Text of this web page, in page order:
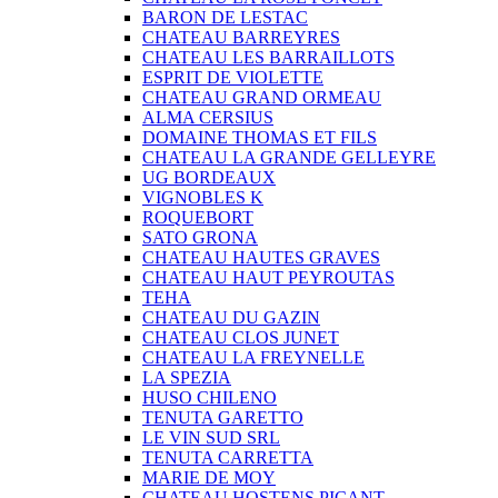
BARON DE LESTAC
CHATEAU BARREYRES
CHATEAU LES BARRAILLOTS
ESPRIT DE VIOLETTE
CHATEAU GRAND ORMEAU
ALMA CERSIUS
DOMAINE THOMAS ET FILS
CHATEAU LA GRANDE GELLEYRE
UG BORDEAUX
VIGNOBLES K
ROQUEBORT
SATO GRONA
CHATEAU HAUTES GRAVES
CHATEAU HAUT PEYROUTAS
TEHA
CHATEAU DU GAZIN
CHATEAU CLOS JUNET
CHATEAU LA FREYNELLE
LA SPEZIA
HUSO CHILENO
TENUTA GARETTO
LE VIN SUD SRL
TENUTA CARRETTA
MARIE DE MOY